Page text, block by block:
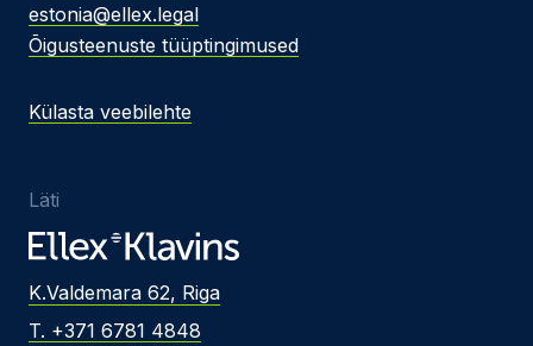
estonia@ellex.legal
Õigusteenuste tüüptingimused
Külasta veebilehte
Läti
K.Valdemara 62, Riga
T. +371 6781 4848